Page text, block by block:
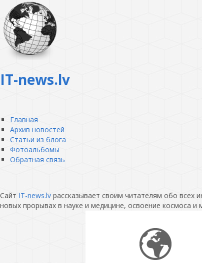
IT-news.lv
Главная
Архив новостей
Статьи из блога
Фотоальбомы
Обратная связь
Сайт IT-news.lv рассказывает своим читателям обо всех
новых прорывах в науке и медицине, освоение космоса и